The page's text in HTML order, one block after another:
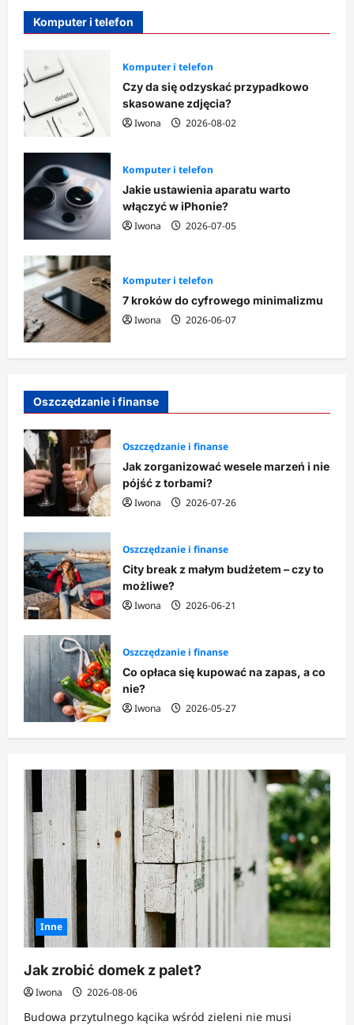
Komputer i telefon
Komputer i telefon
Czy da się odzyskać przypadkowo
skasowane zdjęcia?
Iwona
2026-08-02
Komputer i telefon
Jakie ustawienia aparatu warto
włączyć w iPhonie?
Iwona
2026-07-05
Komputer i telefon
7 kroków do cyfrowego minimalizmu
Iwona
2026-06-07
Oszczędzanie i finanse
Oszczędzanie i finanse
Jak zorganizować wesele marzeń i nie
pójść z torbami?
Iwona
2026-07-26
Oszczędzanie i finanse
City break z małym budżetem – czy to
możliwe?
Iwona
2026-06-21
Oszczędzanie i finanse
Co opłaca się kupować na zapas, a co
nie?
Iwona
2026-05-27
Inne
Jak zrobić domek z palet?
Iwona 2026-08-06
Budowa przytulnego kącika wśród zieleni nie musi